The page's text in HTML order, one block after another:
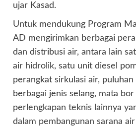
ujar Kasad.
Untuk mendukung Program
AD mengirimkan berbagai
dan distribusi air, antara lain
air hidrolik, satu unit diesel
perangkat sirkulasi air, puluhan
berbagai jenis selang, mata
perlengkapan teknis lainnya
dalam pembangunan sarana